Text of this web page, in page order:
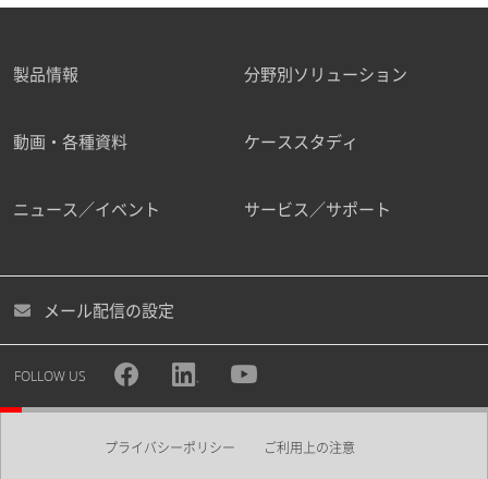
製品情報 分野別ソリューション
動画・各種資料 ケーススタディ
ニュース／イベント サービス／サポート
メール配信の設定
FOLLOW US
プライバシーポリシー ご利用上の注意